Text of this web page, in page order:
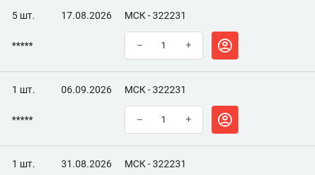
5 шт. 17.08.2026 МСК - 322231
***** – +
1 шт. 06.09.2026 МСК - 322231
***** – +
1 шт. 31.08.2026 МСК - 322231